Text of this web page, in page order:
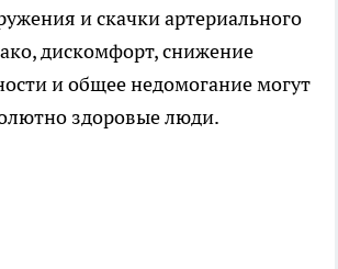
и скачки артериального
дискомфорт, снижение
и общее недомогание могут
здоровые люди.